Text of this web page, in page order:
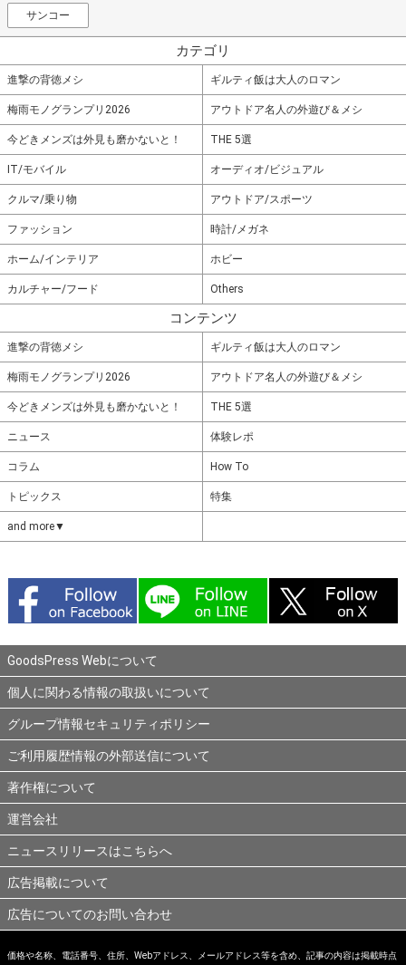
サンコー
カテゴリ
進撃の背徳メシ ギルティ飯は大人のロマン
梅雨モノグランプリ2026 アウトドア名人の外遊び＆メシ
今どきメンズは外見も磨かないと！ THE 5選
IT/モバイル オーディオ/ビジュアル
クルマ/乗り物 アウトドア/スポーツ
ファッション 時計/メガネ
ホーム/インテリア ホビー
カルチャー/フード Others
コンテンツ
進撃の背徳メシ ギルティ飯は大人のロマン
梅雨モノグランプリ2026 アウトドア名人の外遊び＆メシ
今どきメンズは外見も磨かないと！ THE 5選
ニュース 体験レポ
コラム How To
トピックス 特集
and more▼
GoodsPress Webについて
個人に関わる情報の取扱いについて
グループ情報セキュリティポリシー
ご利用履歴情報の外部送信について
著作権について
運営会社
ニュースリリースはこちらへ
広告掲載について
広告についてのお問い合わせ
価格や名称、電話番号、住所、Webアドレス、メールアドレス等を含め、記事の内容は掲載時点